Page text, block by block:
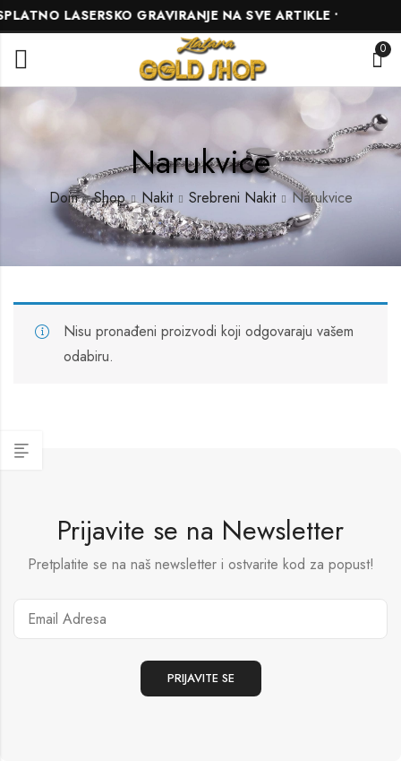
LASERSKO GRAVIRANJE NA SVE ARTIKLE •
0
Narukvice
Dom Shop Nakit Srebreni Nakit Narukvice
Nisu pronađeni proizvodi koji odgovaraju vašem
odabiru.
Prijavite se na Newsletter
Pretplatite se na naš newsletter i ostvarite kod za popust!